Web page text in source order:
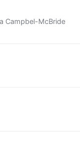
Campbel-McBride